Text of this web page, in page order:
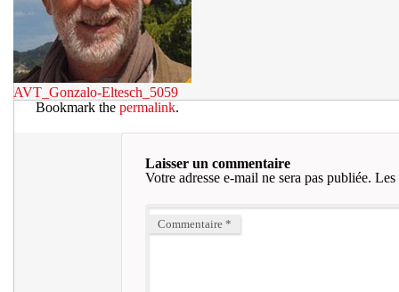
AVT_Gonzalo-Eltesch_5059
Bookmark the permalink.
Laisser un commentaire
Votre adresse e-mail ne sera pas publiée. Les
Commentaire *